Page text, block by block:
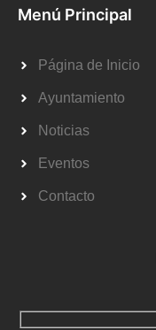
Menú Principal
Página de Inicio
Ayuntamiento
Noticias
Eventos
Contacto